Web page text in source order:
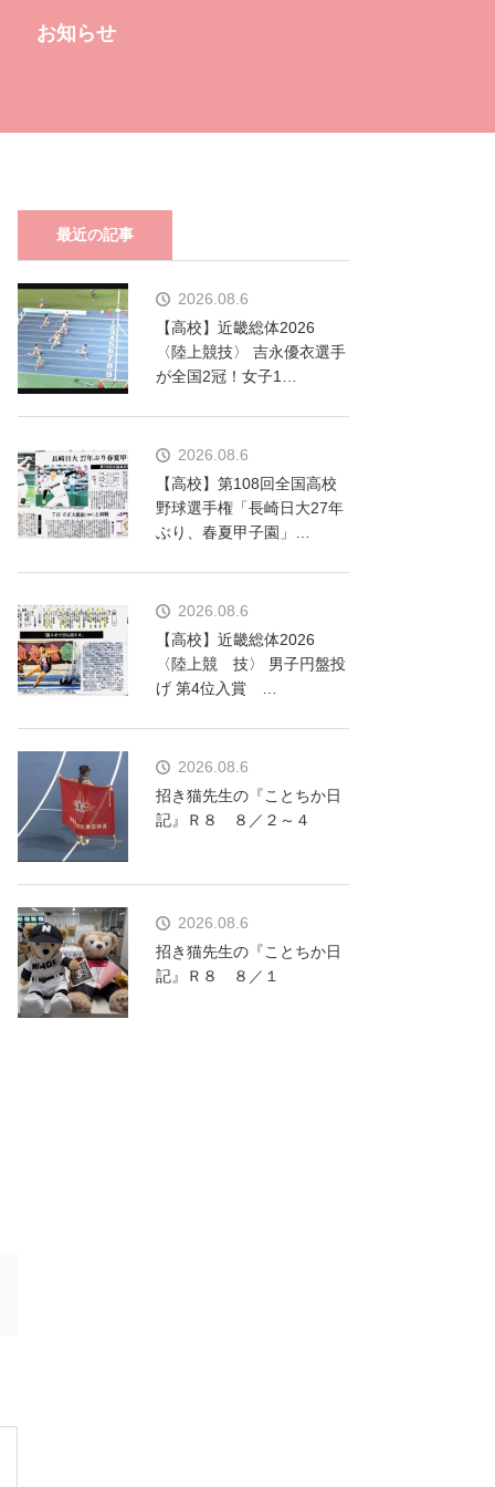
お知らせ
最近の記事
2026.08.6
【高校】近畿総体2026
〈陸上競技〉 吉永優衣選手
が全国2冠！女子1…
2026.08.6
【高校】第108回全国高校
野球選手権「長崎日大27年
ぶり、春夏甲子園」…
2026.08.6
【高校】近畿総体2026
〈陸上競 技〉 男子円盤投
げ 第4位入賞 …
2026.08.6
招き猫先生の『ことちか日
記』Ｒ８ ８／２～４
2026.08.6
招き猫先生の『ことちか日
記』Ｒ８ ８／１